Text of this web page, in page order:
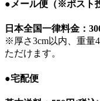
●メール便（※ポスト
日本全国一律料金：
※厚さ3cm以内、重量
ただけます。
●宅配便